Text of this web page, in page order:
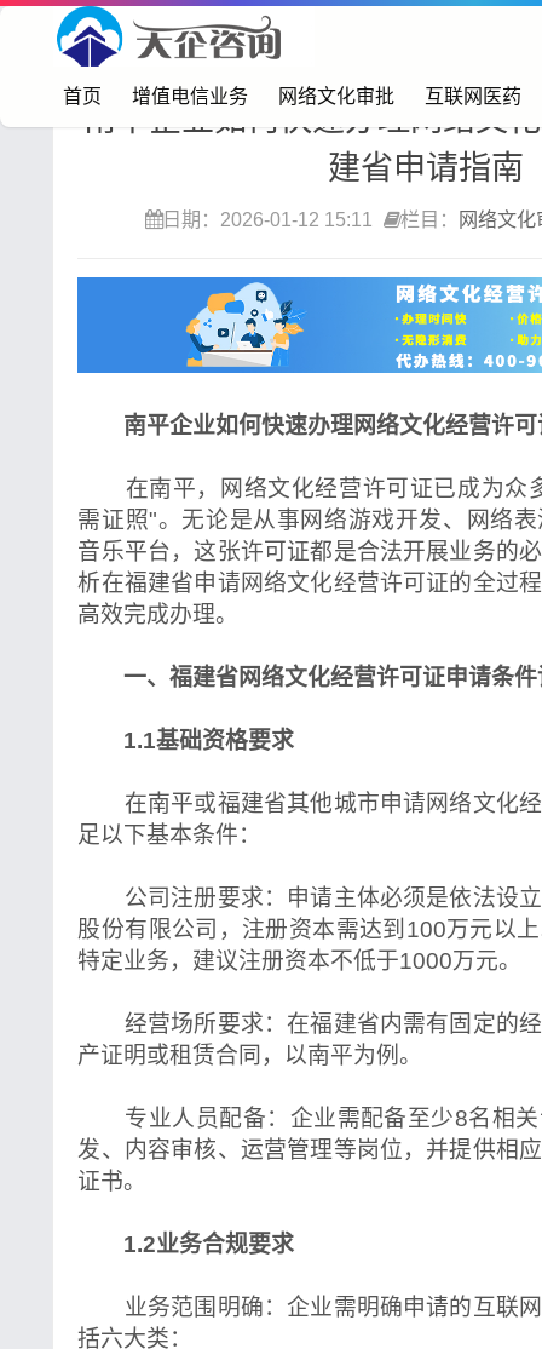
首页 增值电信业务 网络文化审批 互联网医药
首页> 网络文化审批
南平企业如何快速办理网络文
建省申请指南
日期：2026-01-12 15:11 栏目： 网络文化
南平企业如何快速办理网络文化经营许
在南平，网络文化经营许可证已成为众
需证照"。无论是从事网络游戏开发、网络
音乐平台，这张许可证都是合法开展业务的
析在福建省申请网络文化经营许可证的全过
高效完成办理。
一、福建省网络文化经营许可证申请条件
1.1基础资格要求
在南平或福建省其他城市申请网络文化经
足以下基本条件：
公司注册要求：申请主体必须是依法设立
股份有限公司，注册资本需达到100万元以
特定业务，建议注册资本不低于1000万元。
经营场所要求：在福建省内需有固定的经
产证明或租赁合同，以南平为例。
专业人员配备：企业需配备至少8名相关
发、内容审核、运营管理等岗位，并提供相
证书。
1.2业务合规要求
业务范围明确：企业需明确申请的互联网
括六大类：